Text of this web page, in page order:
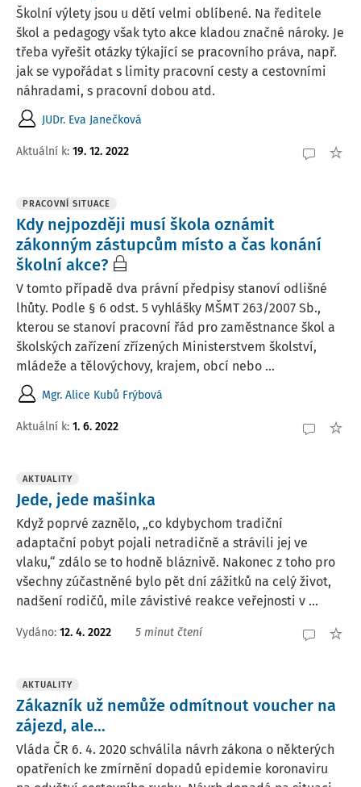
Školní výlety jsou u dětí velmi oblíbené. Na ředitele
škol a pedagogy však tyto akce kladou značné nároky. Je
třeba vyřešit otázky týkající se pracovního práva, např.
jak se vypořádat s limity pracovní cesty a cestovními
náhradami, s pracovní dobou atd.
JUDr. Eva Janečková
Aktuální k: 19. 12. 2022
PRACOVNÍ SITUACE
Kdy nejpozději musí škola oznámit
zákonným zástupcům místo a čas konání
školní akce?
V tomto případě dva právní předpisy stanoví odlišné
lhůty. Podle § 6 odst. 5 vyhlášky MŠMT 263/2007 Sb.,
kterou se stanoví pracovní řád pro zaměstnance škol a
školských zařízení zřízených Ministerstvem školství,
mládeže a tělovýchovy, krajem, obcí nebo ...
Mgr. Alice Kubů Frýbová
Aktuální k: 1. 6. 2022
AKTUALITY
Jede, jede mašinka
Když poprvé zaznělo, „co kdybychom tradiční
adaptační pobyt pojali netradičně a strávili jej ve
vlaku,“ zdálo se to hodně bláznivě. Nakonec z toho pro
všechny zúčastněné bylo pět dní zážitků na celý život,
nadšení rodičů, mile závistivé reakce veřejnosti v ...
Vydáno: 12. 4. 2022 5 minut čtení
AKTUALITY
Zákazník už nemůže odmítnout voucher na
zájezd, ale…
Vláda ČR 6. 4. 2020 schválila návrh zákona o některých
opatřeních ke zmírnění dopadů epidemie koronaviru